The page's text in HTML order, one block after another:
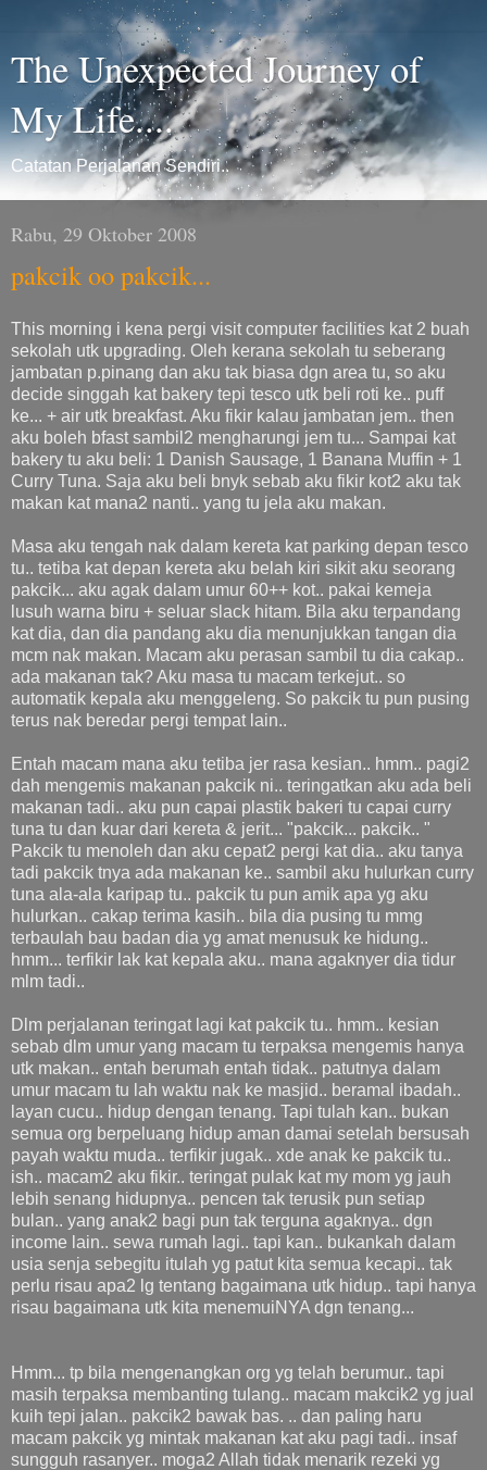
The Unexpected Journey of
My Life....
Catatan Perjalanan Sendiri..
Rabu, 29 Oktober 2008
pakcik oo pakcik...
This morning i kena pergi visit computer facilities kat 2 buah
sekolah utk upgrading. Oleh kerana sekolah tu seberang
jambatan p.pinang dan aku tak biasa dgn area tu, so aku
decide singgah kat bakery tepi tesco utk beli roti ke.. puff
ke... + air utk breakfast. Aku fikir kalau jambatan jem.. then
aku boleh bfast sambil2 mengharungi jem tu... Sampai kat
bakery tu aku beli: 1 Danish Sausage, 1 Banana Muffin + 1
Curry Tuna. Saja aku beli bnyk sebab aku fikir kot2 aku tak
makan kat mana2 nanti.. yang tu jela aku makan.
Masa aku tengah nak dalam kereta kat parking depan tesco
tu.. tetiba kat depan kereta aku belah kiri sikit aku seorang
pakcik... aku agak dalam umur 60++ kot.. pakai kemeja
lusuh warna biru + seluar slack hitam. Bila aku terpandang
kat dia, dan dia pandang aku dia menunjukkan tangan dia
mcm nak makan. Macam aku perasan sambil tu dia cakap..
ada makanan tak? Aku masa tu macam terkejut.. so
automatik kepala aku menggeleng. So pakcik tu pun pusing
terus nak beredar pergi tempat lain..
Entah macam mana aku tetiba jer rasa kesian.. hmm.. pagi2
dah mengemis makanan pakcik ni.. teringatkan aku ada beli
makanan tadi.. aku pun capai plastik bakeri tu capai curry
tuna tu dan kuar dari kereta & jerit... "pakcik... pakcik.. "
Pakcik tu menoleh dan aku cepat2 pergi kat dia.. aku tanya
tadi pakcik tnya ada makanan ke.. sambil aku hulurkan curry
tuna ala-ala karipap tu.. pakcik tu pun amik apa yg aku
hulurkan.. cakap terima kasih.. bila dia pusing tu mmg
terbaulah bau badan dia yg amat menusuk ke hidung..
hmm... terfikir lak kat kepala aku.. mana agaknyer dia tidur
mlm tadi..
Dlm perjalanan teringat lagi kat pakcik tu.. hmm.. kesian
sebab dlm umur yang macam tu terpaksa mengemis hanya
utk makan.. entah berumah entah tidak.. patutnya dalam
umur macam tu lah waktu nak ke masjid.. beramal ibadah..
layan cucu.. hidup dengan tenang. Tapi tulah kan.. bukan
semua org berpeluang hidup aman damai setelah bersusah
payah waktu muda.. terfikir jugak.. xde anak ke pakcik tu..
ish.. macam2 aku fikir.. teringat pulak kat my mom yg jauh
lebih senang hidupnya.. pencen tak terusik pun setiap
bulan.. yang anak2 bagi pun tak terguna agaknya.. dgn
income lain.. sewa rumah lagi.. tapi kan.. bukankah dalam
usia senja sebegitu itulah yg patut kita semua kecapi.. tak
perlu risau apa2 lg tentang bagaimana utk hidup.. tapi hanya
risau bagaimana utk kita menemuiNYA dgn tenang...
Hmm... tp bila mengenangkan org yg telah berumur.. tapi
masih terpaksa membanting tulang.. macam makcik2 yg jual
kuih tepi jalan.. pakcik2 bawak bas. .. dan paling haru
macam pakcik yg mintak makanan kat aku pagi tadi.. insaf
sungguh rasanyer.. moga2 Allah tidak menarik rezeki yg